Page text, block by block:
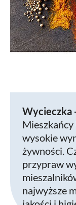
Wycieczka
wysokie
żywności.
przypraw
najwyższe